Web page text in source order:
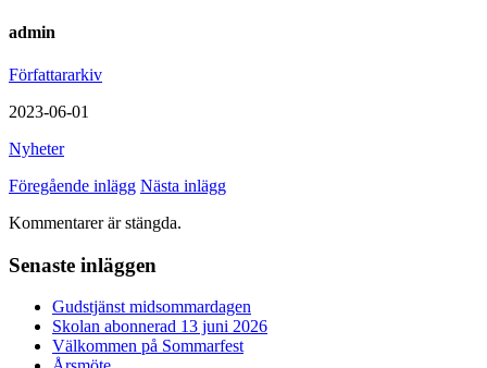
admin
Författararkiv
2023-06-01
Nyheter
Föregående inlägg Nästa inlägg
Kommentarer är stängda.
Senaste inläggen
Gudstjänst midsommardagen
Skolan abonnerad 13 juni 2026
Välkommen på Sommarfest